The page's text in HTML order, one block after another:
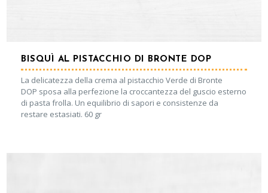
BISQUÌ AL PISTACCHIO DI BRONTE DOP
La delicatezza della crema al pistacchio Verde di Bronte
DOP sposa alla perfezione la croccantezza del guscio esterno
di pasta frolla. Un equilibrio di sapori e consistenze da
restare estasiati. 60 gr